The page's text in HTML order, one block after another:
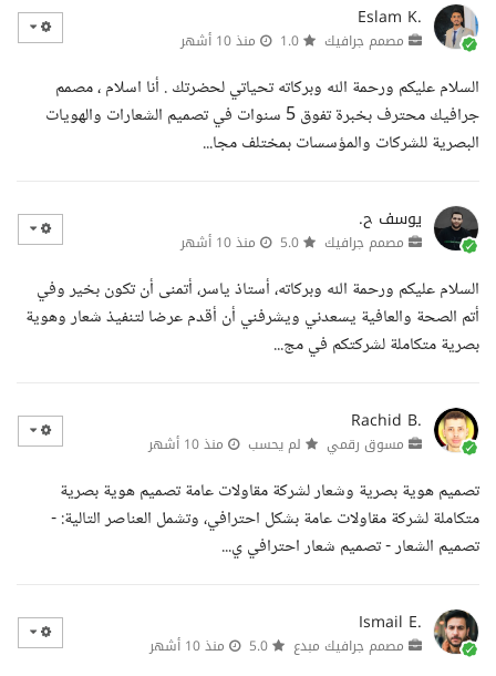
Eslam K.
مصمم جرافيك منذ 10 أشهر
السلام عليكم ورحمة الله وبركاته تحياتي لحضرتك . أنا اسلام ، مصمم
جرافيك محترف بخبرة تفوق 5 سنوات في تصميم الشعارات والهويات
البصرية للشركات والمؤسسات بمختلف مجا...
يوسف ح.
مصمم جرافيك منذ 10 أشهر
السلام عليكم ورحمة الله وبركاته، أستاذ ياسر، أتمنى أن تكون بخير وفي
أتم الصحة والعافية يسعدني ويشرفني أن أقدم عرضا لتنفيذ شعار وهوية
بصرية متكاملة لشركتكم في مج...
Rachid B.
مسوق رقمي لم يحسب منذ 10 أشهر
تصميم هوية بصرية وشعار لشركة مقاولات عامة تصميم هوية بصرية
متكاملة لشركة مقاولات عامة بشكل احترافي، وتشمل العناصر التالية: -
تصميم الشعار - تصميم شعار احترافي ي...
Ismail E.
مصمم جرافيك مبدع منذ 10 أشهر